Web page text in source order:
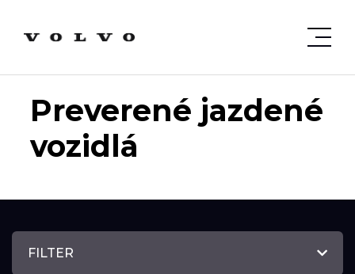
Preverené jazdené
vozidlá
FILTER